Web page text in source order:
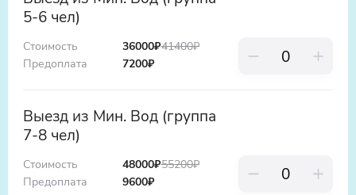
5-6 чел)
Стоимость
Предоплата
36000₽41400₽
7200₽
Выезд из Мин. Вод (группа
7-8 чел)
Стоимость
Предоплата
48000₽55200₽
9600₽